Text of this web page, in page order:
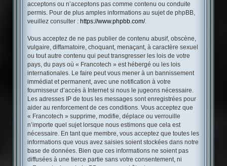
acceptons ou n’acceptons pas comme contenu ou conduite
permis. Pour de plus amples informations au sujet de phpBB,
veuillez consulter : https://www.phpbb.com/.
Vous acceptez de ne pas publier de contenu abusif, obscène,
vulgaire, diffamatoire, choquant, menaçant, à caractère sexuel
ou tout autre contenu qui peut transgresser les lois de votre
pays, du pays où « Francotech » est hébergé ou les lois
internationales. Le faire peut vous mener à un bannissement
immédiat et permanent, avec une notification à votre
fournisseur d’accès à Internet si nous le jugeons nécessaire.
Les adresses IP de tous les messages sont enregistrées pour
aider au renforcement de ces conditions. Vous acceptez que
« Francotech » supprime, modifie, déplace ou verrouille
n’importe quel sujet lorsque nous estimons que cela est
nécessaire. En tant que membre, vous acceptez que toutes les
informations que vous avez saisies soient stockées dans notre
base de données. Bien que ces informations ne soient pas
diffusées à une tierce partie sans votre consentement, ni